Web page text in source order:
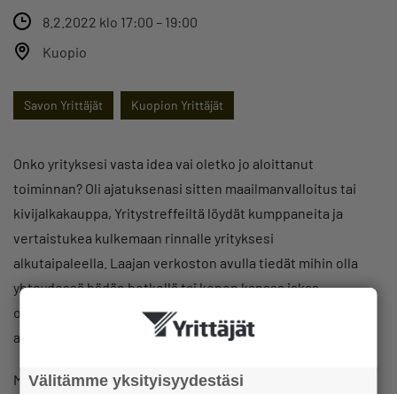
8.2.2022 klo 17:00 – 19:00
Kuopio
Savon Yrittäjät Kuopion Yrittäjät
Onko yrityksesi vasta idea vai oletko jo aloittanut
toiminnan? Oli ajatuksenasi sitten maailmanvalloitus tai
kivijalkakauppa, Yritystreffeiltä löydät kumppaneita ja
vertaistukea kulkemaan rinnalle yrityksesi
alkutaipaleella. Laajan verkoston avulla tiedät mihin olla
yhteydessä hädän hetkellä tai kenen kanssa jakaa
onnistumiset. Verkoston jäsenistä voi löytyä myös
asiakkaita!
Meidän ajatus on, että uutena yrittäjänä et ole yksin, vaan
Välitämme yksityisyydestäsi